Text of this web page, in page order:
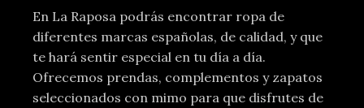
En La Raposa podrás encontrar ropa de
diferentes marcas españolas, de calidad, y que
te hará sentir especial en tu día a día.
Ofrecemos prendas, complementos y zapatos
seleccionados con mimo para que disfrutes de